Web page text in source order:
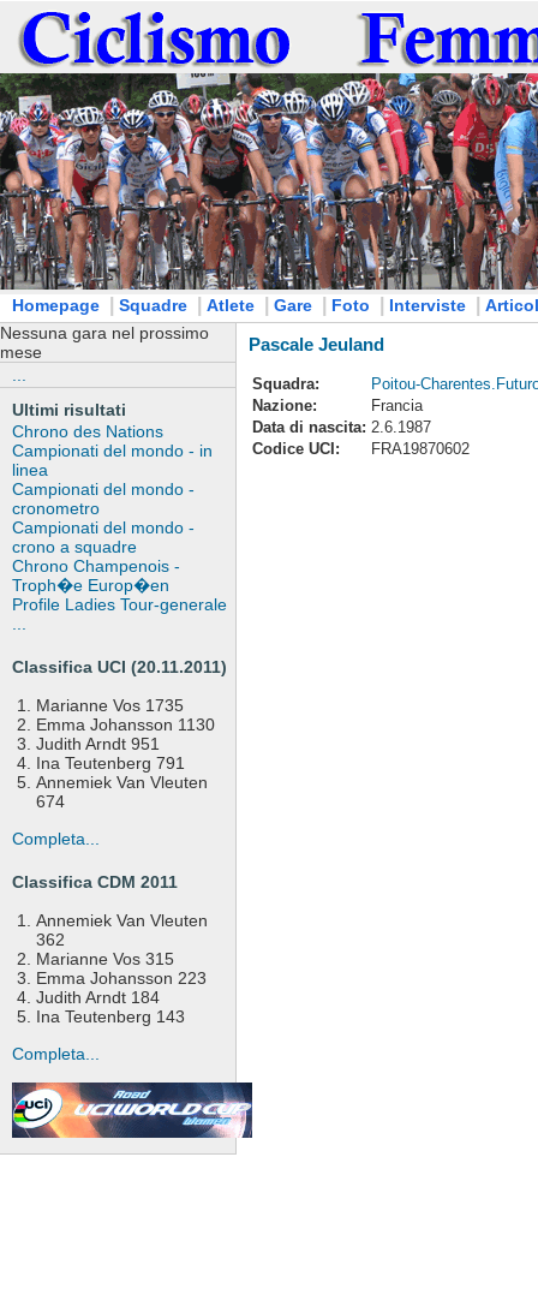
Homepage Squadre Atlete Gare Foto Interviste
Nessuna gara nel prossimo
mese
Ultimi risultati
Chrono des Nations
Campionati del mondo - in
linea
Campionati del mondo -
cronometro
Campionati del mondo -
crono a squadre
Chrono Champenois -
Troph�e Europ�en
Profile Ladies Tour-generale
Classifica UCI (20.11.2011)
Marianne Vos 1735
Emma Johansson 1130
Judith Arndt 951
Ina Teutenberg 791
Annemiek Van Vleuten
674
Completa...
Classifica CDM 2011
Annemiek Van Vleuten
362
Marianne Vos 315
Emma Johansson 223
Judith Arndt 184
Ina Teutenberg 143
Completa...
Pascale Jeuland
Squadra:
Poitou-
Nazione:
Francia
Data di nascita: 2.6.1987
Codice UCI:
FRA19870602